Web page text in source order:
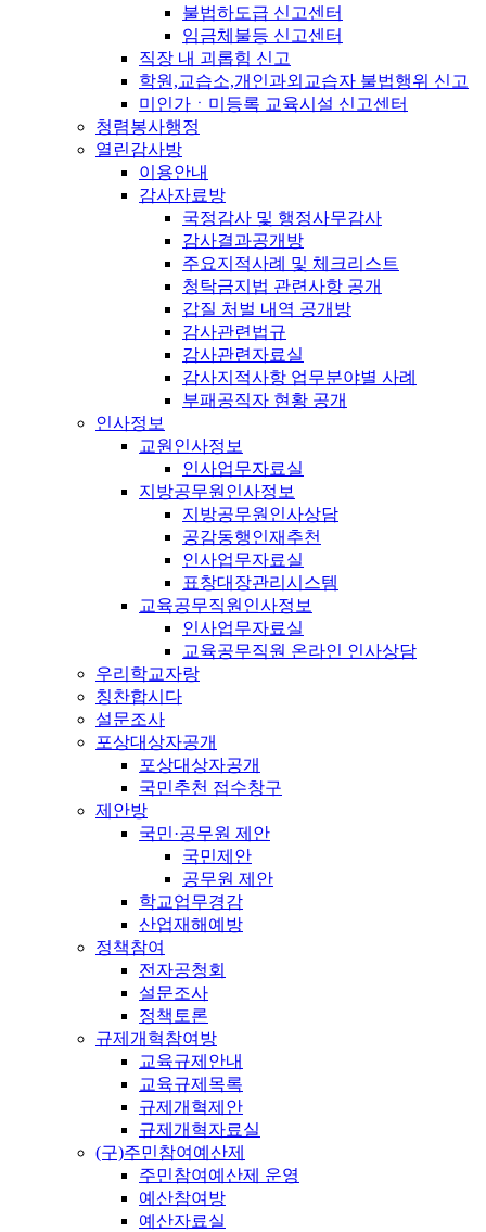
불법하도급 신고센터
임금체불등 신고센터
직장 내 괴롭힘 신고
학원,교습소,개인과외교습자 불법행위 신고
미인가ㆍ미등록 교육시설 신고센터
청렴봉사행정
열린감사방
이용안내
감사자료방
국정감사 및 행정사무감사
감사결과공개방
주요지적사례 및 체크리스트
청탁금지법 관련사항 공개
갑질 처벌 내역 공개방
감사관련법규
감사관련자료실
감사지적사항 업무분야별 사례
부패공직자 현황 공개
인사정보
교원인사정보
인사업무자료실
지방공무원인사정보
지방공무원인사상담
공감동행인재추천
인사업무자료실
표창대장관리시스템
교육공무직원인사정보
인사업무자료실
교육공무직원 온라인 인사상담
우리학교자랑
칭찬합시다
설문조사
포상대상자공개
포상대상자공개
국민추천 접수창구
제안방
국민·공무원 제안
국민제안
공무원 제안
학교업무경감
산업재해예방
정책참여
전자공청회
설문조사
정책토론
규제개혁참여방
교육규제안내
교육규제목록
규제개혁제안
규제개혁자료실
(구)주민참여예산제
주민참여예산제 운영
예산참여방
예산자료실